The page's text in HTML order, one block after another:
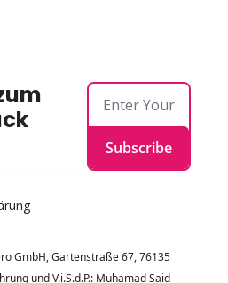
Subscribe
GmbH, Gartenstraße 67, 76135
und V.i.S.d.P.: Muhamad Said